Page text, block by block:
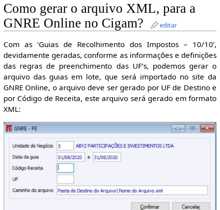
Como gerar o arquivo XML, para a
GNRE Online no Cigam?
editar
Com as ‘Guias de Recolhimento dos Impostos – 10/10’,
devidamente geradas, conforme as informações e definições
das regras de preenchimento das UF’s, podemos gerar o
arquivo das guias em lote, que será importado no site da
GNRE Online, o arquivo deve ser gerado por UF de Destino e
por Código de Receita, este arquivo será gerado em formato
XML: